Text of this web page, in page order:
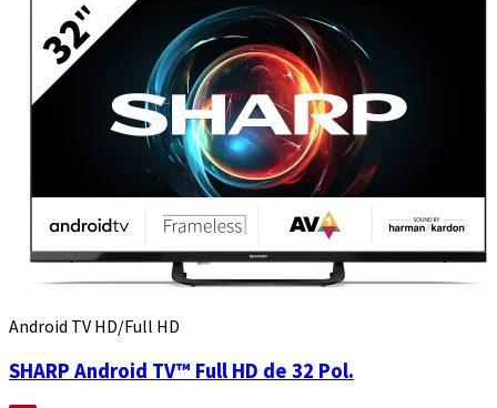
Android TV HD/Full HD
SHARP Android TV™ Full HD de 32 Pol.